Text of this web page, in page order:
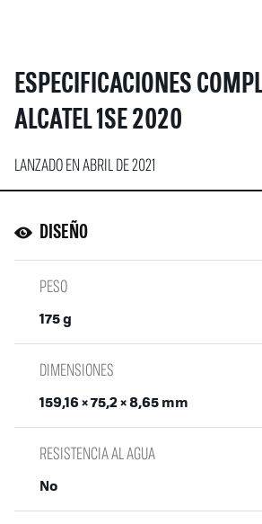
ESPECIFICACIONES
ALCATEL 1SE 2020
LANZADO EN ABRIL DE 2021
DISEÑO
PESO
175 g
DIMENSIONES
159,16 × 75,2 × 8,65 mm
RESISTENCIA AL AGUA
No